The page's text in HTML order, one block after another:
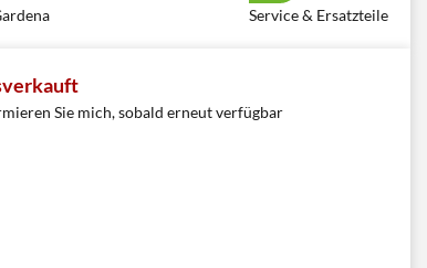
Service & Ersatzteile
Sie mich, sobald erneut verfügbar